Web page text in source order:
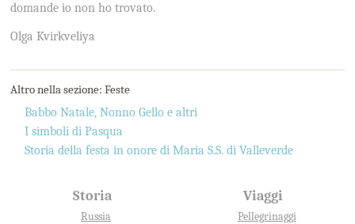
domande io non ho trovato.
Olga Kvirkveliya
Altro nella sezione: Feste
Babbo Natale, Nonno Gello e altri
I simboli di Pasqua
Storia della festa in onore di Maria S.S. di Valleverde
Storia
Russia
Viaggi
Pellegrinaggi